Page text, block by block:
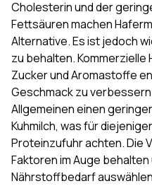
Cholesterin und der
Fettsäuren machen
Alternative. Es ist jedoch
zu behalten.
Zucker und Aromastoffe
Geschmack zu
Allgemeinen einen
Kuhmilch, was für
Proteinzufuhr achten. Die
Faktoren im Auge
Nährstoffbedarf